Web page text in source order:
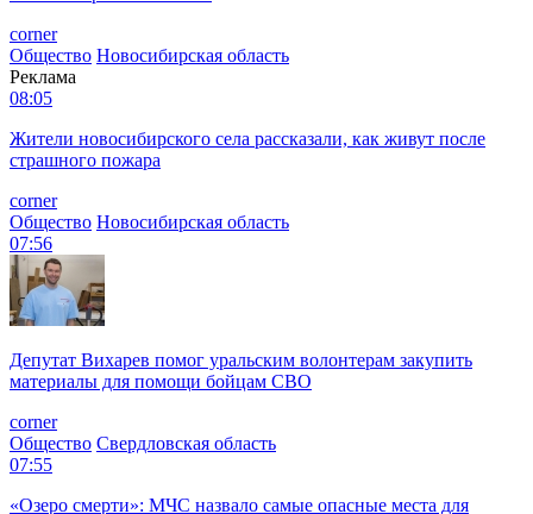
corner
Общество Новосибирская область
Реклама
08:05
Жители новосибирского села рассказали, как живут после
страшного пожара
corner
Общество Новосибирская область
07:56
Депутат Вихарев помог уральским волонтерам закупить
материалы для помощи бойцам СВО
corner
Общество Свердловская область
07:55
«Озеро смерти»: МЧС назвало самые опасные места для